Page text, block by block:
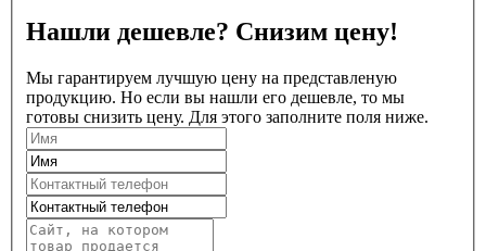
Нашли дешевле? Снизим цену!
Мы гарантируем лучшую цену на представленую
продукцию. Но если вы нашли его дешевле, то мы
готовы снизить цену. Для этого заполните поля ниже.